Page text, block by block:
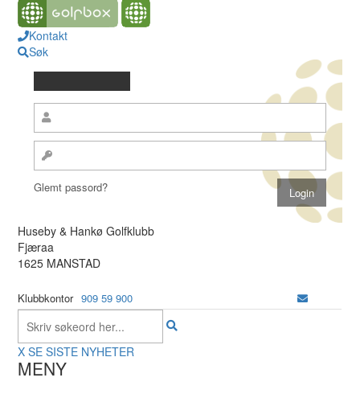
Kontakt
Søk
Glemt passord?
Huseby & Hankø Golfklubb
Fjæraa
1625 MANSTAD
Klubbkontor 909 59 900
X SE SISTE NYHETER
MENY